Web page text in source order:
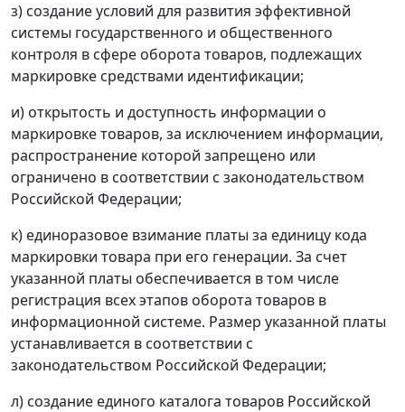
з) создание условий для развития эффективной
системы государственного и общественного
контроля в сфере оборота товаров, подлежащих
маркировке средствами идентификации;
и) открытость и доступность информации о
маркировке товаров, за исключением информации,
распространение которой запрещено или
ограничено в соответствии с законодательством
Российской Федерации;
к) единоразовое взимание платы за единицу кода
маркировки товара при его генерации. За счет
указанной платы обеспечивается в том числе
регистрация всех этапов оборота товаров в
информационной системе. Размер указанной платы
устанавливается в соответствии с
законодательством Российской Федерации;
л) создание единого каталога товаров Российской